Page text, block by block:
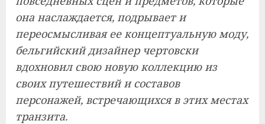
она наслаждается, подрывает и
переосмысливая ее концептуальную моду,
бельгийский дизайнер чертовски
вдохновил свою новую коллекцию из
своих путешествий и составов
персонажей, встречающихся в этих местах
транзита.